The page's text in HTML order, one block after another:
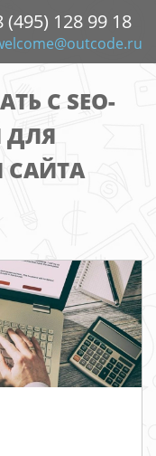
(495) 128 99 18
С SEO-
ДЛЯ